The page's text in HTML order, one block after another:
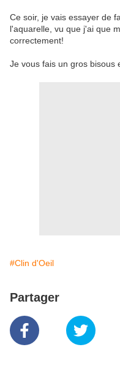
Ce soir, je vais essayer de
l'aquarelle, vu que j'ai que
correctement!
Je vous fais un gros bisous
#Clin d'Oeil
Partager